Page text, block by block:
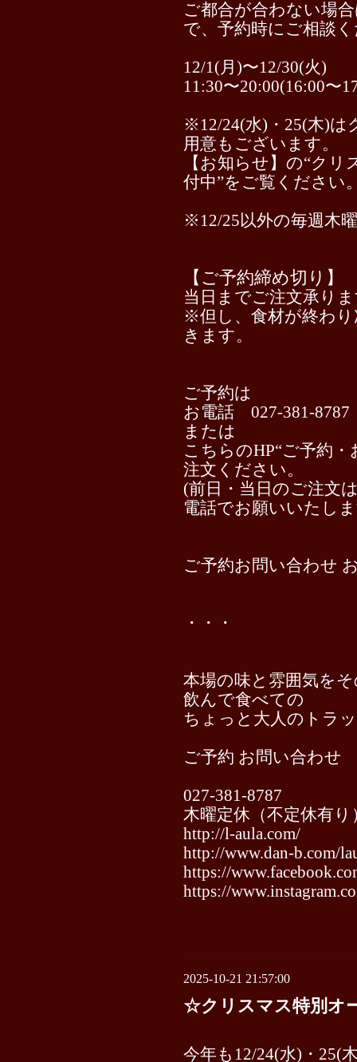
ご都合が合わない場
で、予約時にご相談
12/1(月)〜12/30(火)
11:30〜20:00(16:00〜
※12/24(水)・25(木)は
用意もございます。
【お知らせ】の“ク
付中”をご覧ください
※12/25以外の毎週木
【ご予約締め切り】
当日までご注文承り
※但し、食材が終わ
きます。
ご予約は
お電話 027-381-8787
または
こちらのHP“ご予約
注文ください。
(前日・当日のご注文
電話でお願いいたし
ご予約お問い合わせ
・・・
本場の味と雰囲気を
飲んで食べての
ちょっと大人のトラ
ご予約 お問い合わせ
027-381-8787
木曜定休（不定休有り
http://l-aula.com/
http://www.dan-b.com/
https://
https://
2025-10-21 21:57:00
☆クリスマス特別オ
今年も12/24(水)・25(